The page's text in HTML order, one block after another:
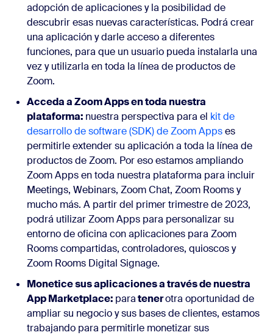
adopción de aplicaciones y la posibilidad de
descubrir esas nuevas características. Podrá crear
una aplicación y darle acceso a diferentes
funciones, para que un usuario pueda instalarla una
vez y utilizarla en toda la línea de productos de
Zoom.
Acceda a Zoom Apps en toda nuestra
plataforma: nuestra perspectiva para el kit de
desarrollo de software (SDK) de Zoom Appses
permitirle extender su aplicación a toda la línea de
productos de Zoom. Por eso estamos ampliando
Zoom Apps en toda nuestra plataforma para incluir
Meetings, Webinars, Zoom Chat, Zoom Rooms y
mucho más. A partir del primer trimestre de 2023,
podrá utilizar Zoom Apps para personalizar su
entorno de oficina con aplicaciones para Zoom
Rooms compartidas, controladores, quioscos y
Zoom Rooms Digital Signage.
Monetice sus aplicaciones a través de nuestra
App Marketplace: paratenerotra oportunidad de
ampliar su negocio y sus bases de clientes, estamos
trabajando para permitirle monetizar sus